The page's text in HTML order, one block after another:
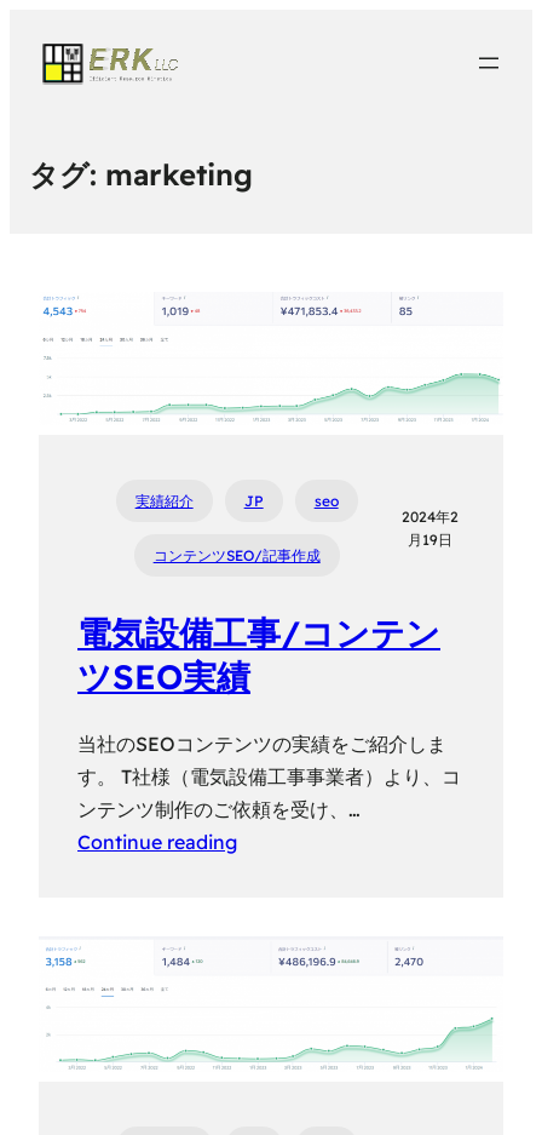
タグ: marketing
実績紹介 JP seo
コンテンツSEO/記事作成
2024年2
月19日
電気設備工事/コンテン
ツSEO実績
当社のSEOコンテンツの実績をご紹介しま
す。 T社様（電気設備工事事業者）より、コ
ンテンツ制作のご依頼を受け、…
Continue reading